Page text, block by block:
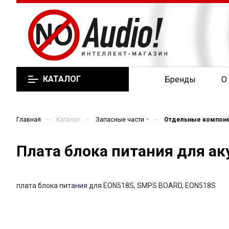
КАТАЛОГ Бренды О
Главная — Каталог — Запасные части — Отдельные
Плата блока питания для
плата блока питания для EON518S, SMPS BOARD, EON518S